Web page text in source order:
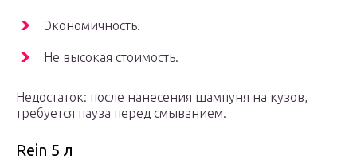
Экономичность.
Не высокая стоимость.
Недостаток: после нанесения шампуня на кузов,
требуется пауза перед смыванием.
Rein 5 л